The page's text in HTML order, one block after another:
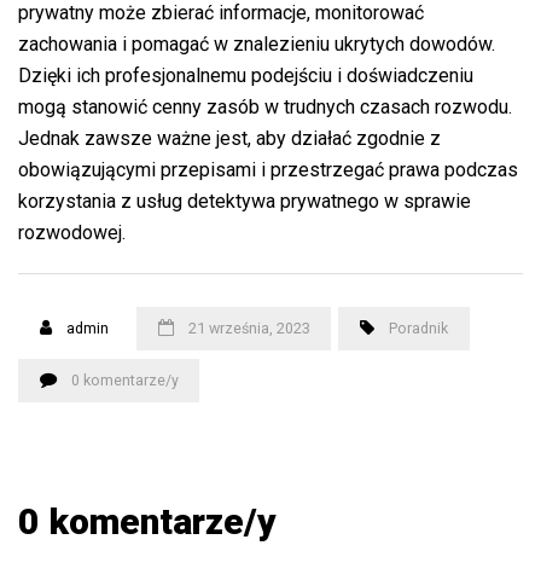
prywatny może zbierać informacje, monitorować
zachowania i pomagać w znalezieniu ukrytych dowodów.
Dzięki ich profesjonalnemu podejściu i doświadczeniu
mogą stanowić cenny zasób w trudnych czasach rozwodu.
Jednak zawsze ważne jest, aby działać zgodnie z
obowiązującymi przepisami i przestrzegać prawa podczas
korzystania z usług detektywa prywatnego w sprawie
rozwodowej.
admin 21 września, 2023 Poradnik
0 komentarze/y
0 komentarze/y